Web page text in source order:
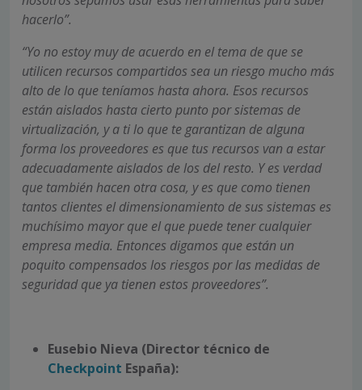
hacerlo”.
“Yo no estoy muy de acuerdo en el tema de que se
utilicen recursos compartidos sea un riesgo mucho más
alto de lo que teníamos hasta ahora. Esos recursos
están aislados hasta cierto punto por sistemas de
virtualización, y a ti lo que te garantizan de alguna
forma los proveedores es que tus recursos van a estar
adecuadamente aislados de los del resto. Y es verdad
que también hacen otra cosa, y es que como tienen
tantos clientes el dimensionamiento de sus sistemas es
muchísimo mayor que el que puede tener cualquier
empresa media. Entonces digamos que están un
poquito compensados los riesgos por las medidas de
seguridad que ya tienen estos proveedores”.
Eusebio Nieva (Director técnico de
Checkpoint España):